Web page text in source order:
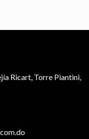
Ricart, Torre Piantini,